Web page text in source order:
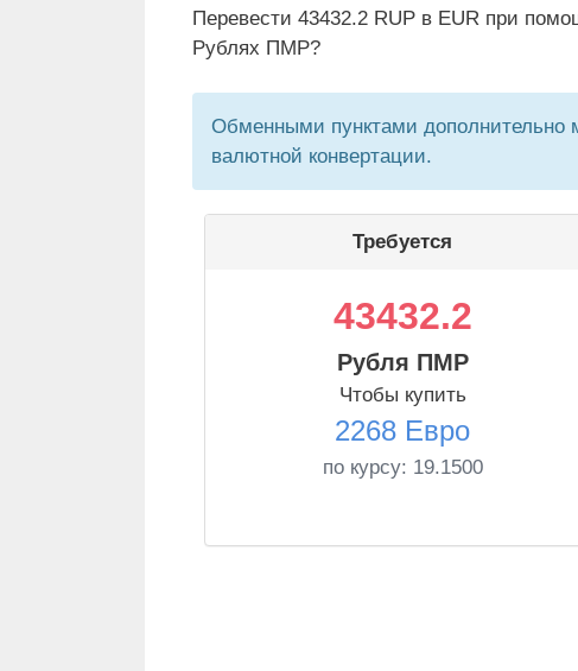
Перевести 43432.2 RUP в EUR при
Рублях ПМР?
Обменными пунктами дополнительно
валютной конвертации.
Требуется
43432.2
Рубля ПМР
Чтобы купить
2268 Евро
по курсу: 19.1500